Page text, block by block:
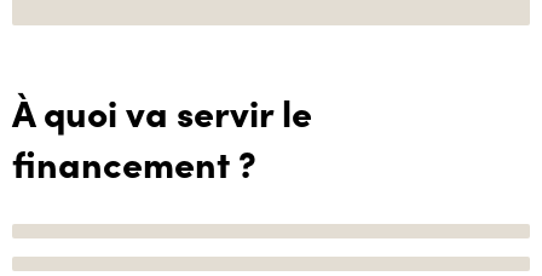
À quoi va servir le
financement ?